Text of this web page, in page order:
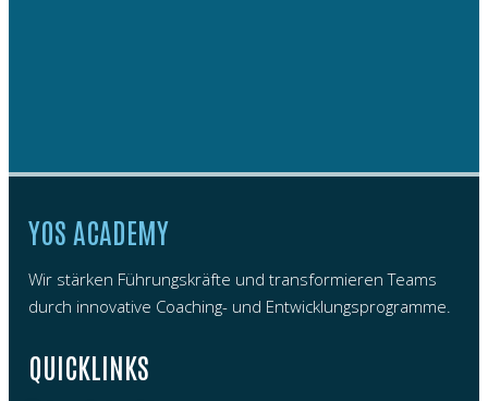
YOS ACADEMY
Wir stärken Führungskräfte und transformieren Teams
durch innovative Coaching- und Entwicklungsprogramme.
QUICKLINKS